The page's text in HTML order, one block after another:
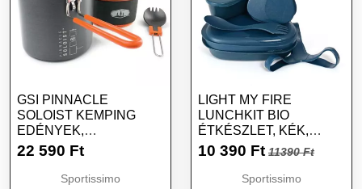
GSI PINNACLE
SOLOIST KEMPING
EDÉNYEK,
SÖTÉTSZÜRKE,
22 590 Ft
Sportissimo
LIGHT MY FIRE
LUNCHKIT BIO
ÉTKÉSZLET, KÉK,
MÉRET
10 390 Ft 11390 Ft
Sportissimo